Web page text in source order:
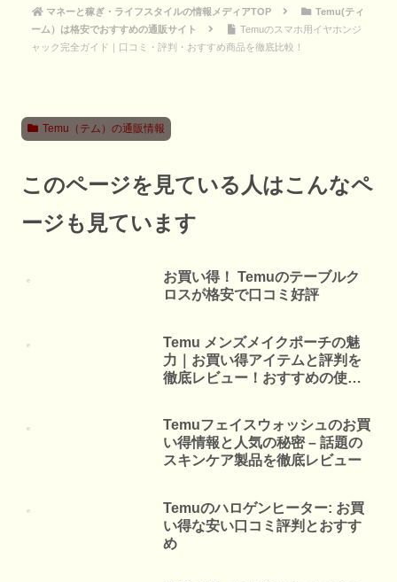
マネーと稼ぎ・ライフスタイルの情報メディアTOP
Temu(ティ
ーム）は格安でおすすめの通販サイト
Temuのスマホ用イヤホンジ
ャック完全ガイド｜口コミ・評判・おすすめ商品を徹底比較！
Temu（テム）の通販情報
このページを見ている人はこんなペ
ージも見ています
お買い得！ Temuのテーブルク
ロスが格安で口コミ好評
Temu メンズメイクポーチの魅
力｜お買い得アイテムと評判を
徹底レビュー！おすすめの使い
Temuフェイスウォッシュのお買
い得情報と人気の秘密 – 話題の
スキンケア製品を徹底レビュー
Temuのハロゲンヒーター: お買
い得な安い口コミ評判とおすす
め